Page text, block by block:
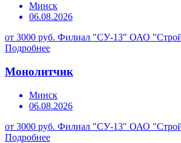
Минск
06.08.2026
от 3000 руб. Филиал "СУ-13" ОАО
Подробнее
Монолитчик
Минск
06.08.2026
от 3000 руб. Филиал "СУ-13" ОАО
Подробнее